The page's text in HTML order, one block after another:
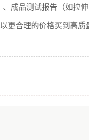
成品测试报告（如拉
合理的价格买到高质